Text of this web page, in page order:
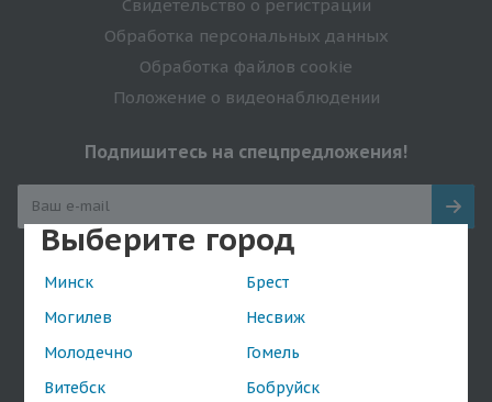
Выберите город
Минск
Брест
Могилев
Несвиж
Молодечно
Гомель
Витебск
Бобруйск
Свидетельство о регистрации
Обработка персональных данных
Обработка файлов cookie
Положение о видеонаблюдении
Подпишитесь на спецпредложения!
Оставайтесь на связи
Наши контакты